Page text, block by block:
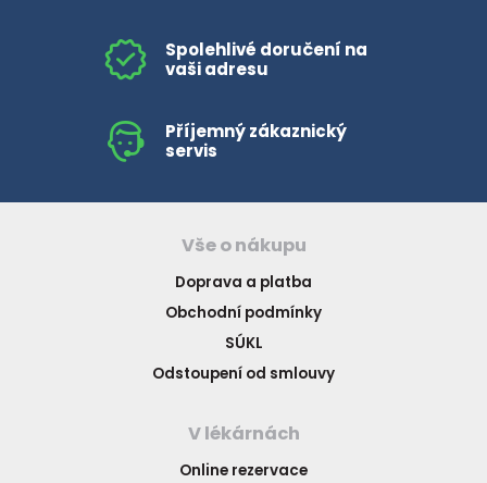
Spolehlivé doručení na
vaši adresu
Příjemný zákaznický
servis
Vše o nákupu
Doprava a platba
Obchodní podmínky
SÚKL
Odstoupení od smlouvy
V lékárnách
Online rezervace